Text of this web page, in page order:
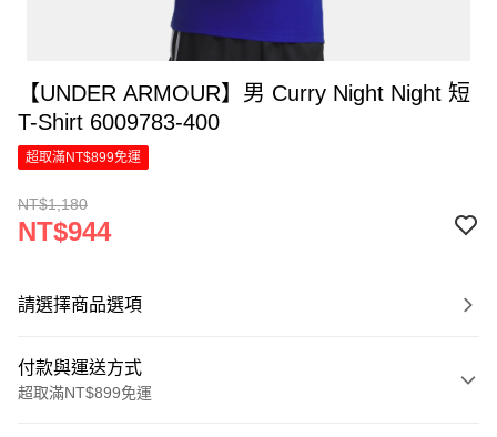
【UNDER ARMOUR】男 Curry Night Night 短
T-Shirt 6009783-400
超取滿NT$899免運
NT$1,180
NT$944
請選擇商品選項
付款與運送方式
超取滿NT$899免運